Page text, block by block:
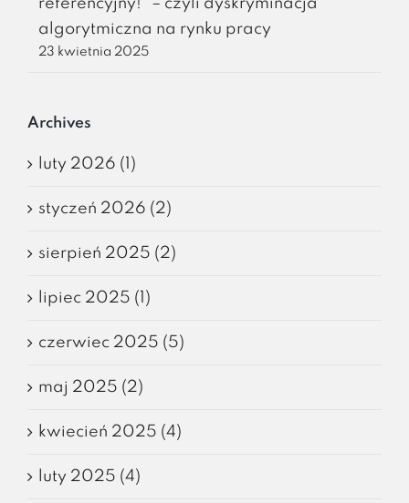
referencyjny!” – czyli dyskryminacja
algorytmiczna na rynku pracy
23 kwietnia 2025
Archives
luty 2026 (1)
styczeń 2026 (2)
sierpień 2025 (2)
lipiec 2025 (1)
czerwiec 2025 (5)
maj 2025 (2)
kwiecień 2025 (4)
luty 2025 (4)